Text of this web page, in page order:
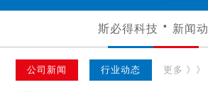
斯必得科技 新闻
公司新闻 行业动态 更多 》》